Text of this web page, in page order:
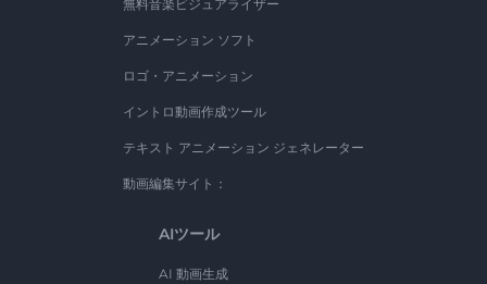
無料音楽ビジュアライザー
アニメーション ソフト
ロゴ・アニメーション
イントロ動画作成ツール
テキスト アニメーション ジェネレーター
動画編集サイト：
AIツール
AI 動画生成